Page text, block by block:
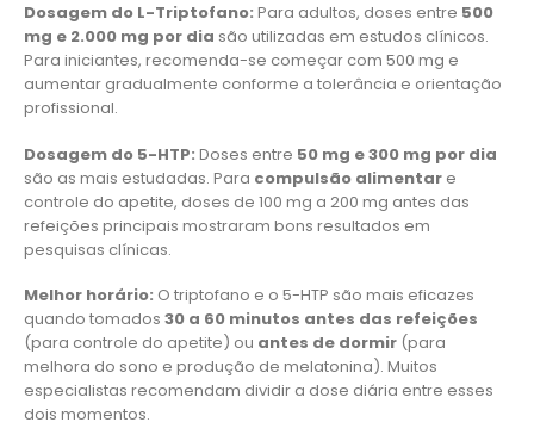
Dosagem do L-Triptofano: Para adultos, doses entre 500
mg e 2.000 mg por dia são utilizadas em estudos clínicos.
Para iniciantes, recomenda-se começar com 500 mg e
aumentar gradualmente conforme a tolerância e orientação
profissional.
Dosagem do 5-HTP: Doses entre 50 mg e 300 mg por dia
são as mais estudadas. Para compulsão alimentar e
controle do apetite, doses de 100 mg a 200 mg antes das
refeições principais mostraram bons resultados em
pesquisas clínicas.
Melhor horário: O triptofano e o 5-HTP são mais eficazes
quando tomados 30 a 60 minutos antes das refeições
(para controle do apetite) ou antes de dormir (para
melhora do sono e produção de melatonina). Muitos
especialistas recomendam dividir a dose diária entre esses
dois momentos.